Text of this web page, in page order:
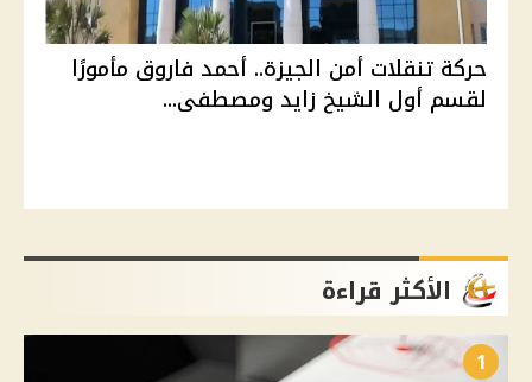
حركة تنقلات أمن الجيزة.. أحمد فاروق مأمورًا
لقسم أول الشيخ زايد ومصطفى...
الأكثر قراءة
1